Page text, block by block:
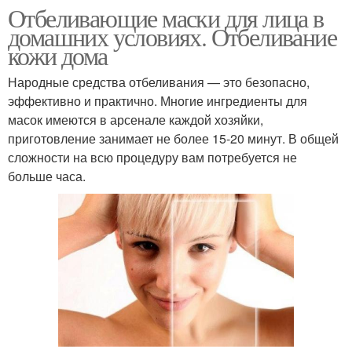
Отбеливающие маски для лица в
домашних условиях. Отбеливание
кожи дома
Народные средства отбеливания — это безопасно,
эффективно и практично. Многие ингредиенты для
масок имеются в арсенале каждой хозяйки,
приготовление занимает не более 15-20 минут. В общей
сложности на всю процедуру вам потребуется не
больше часа.